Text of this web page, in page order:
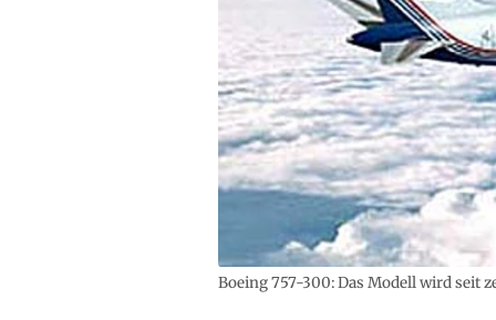
Boeing 757-300: Das Modell wird seit